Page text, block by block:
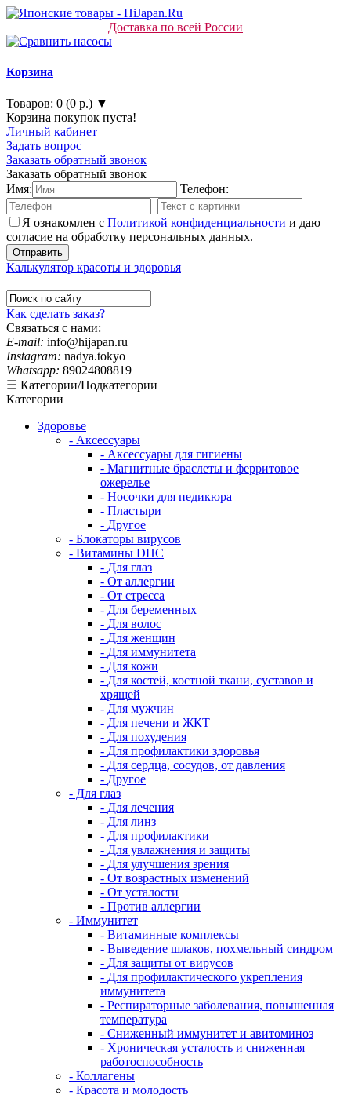
Доставка по всей России
Корзина
Товаров: 0 (0 р.) ▼
Корзина покупок пуста!
Личный кабинет
Задать вопрос
Заказать обратный звонок
Заказать обратный звонок
Имя:
Телефон:
Я ознакомлен с Политикой конфиденциальности и даю
согласие на обработку персональных данных.
Калькулятор красоты и здоровья
Как сделать заказ?
Связаться с нами:
E-mail: info@hijapan.ru
Instagram: nadya.tokyo
Whatsapp: 89024808819
☰ Категории/Подкатегории
Категории
Здоровье
- Аксессуары
- Аксессуары для гигиены
- Магнитные браслеты и ферритовое
ожерелье
- Носочки для педикюра
- Пластыри
- Другое
- Блокаторы вирусов
- Витамины DHC
- Для глаз
- От аллергии
- От стресса
- Для беременных
- Для волос
- Для женщин
- Для иммунитета
- Для кожи
- Для костей, костной ткани, суставов и
хрящей
- Для мужчин
- Для печени и ЖКТ
- Для похудения
- Для профилактики здоровья
- Для сердца, сосудов, от давления
- Другое
- Для глаз
- Для лечения
- Для линз
- Для профилактики
- Для увлажнения и защиты
- Для улучшения зрения
- От возрастных изменений
- От усталости
- Против аллергии
- Иммунитет
- Витаминные комплексы
- Выведение шлаков, похмельный синдром
- Для защиты от вирусов
- Для профилактического укрепления
иммунитета
- Респираторные заболевания, повышенная
температура
- Сниженный иммунитет и авитоминоз
- Хроническая усталость и сниженная
работоспособность
- Коллагены
- Красота и молодость